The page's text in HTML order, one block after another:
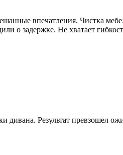
впечатления. Чистка
о задержке. Не хватает
дивана. Результат превзошел